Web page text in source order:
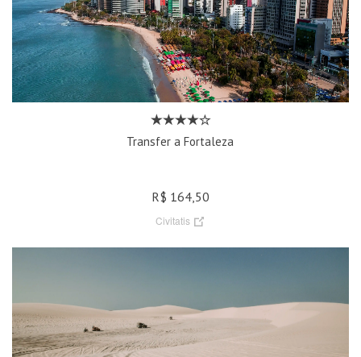
Transfer a Fortaleza
R$ 164,50
Civitatis